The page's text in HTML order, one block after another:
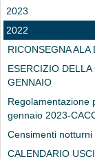
2023
2022
RICONSEGNA ALA
ESERCIZIO DELLA
GENNAIO
Regolamentazione
gennaio 2023-
Censimenti notturni
CALENDARIO